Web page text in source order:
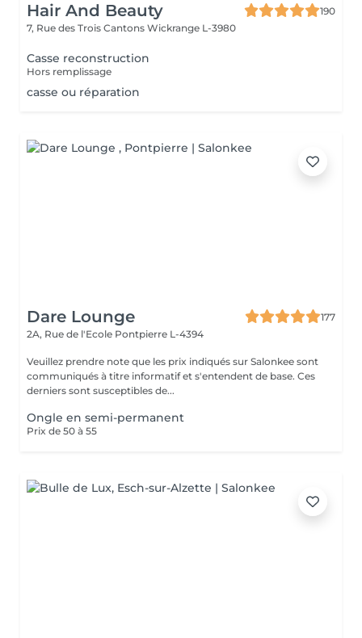
Hair And Beauty
190
7, Rue des Trois Cantons Wickrange L-3980
Casse reconstruction
Hors remplissage
casse ou réparation
Dare Lounge
177
2A, Rue de l'Ecole Pontpierre L-4394
Veuillez prendre note que les prix indiqués sur Salonkee sont
communiqués à titre informatif et s'entendent de base. Ces
derniers sont susceptibles de...
Ongle en semi-permanent
Prix de 50 à 55